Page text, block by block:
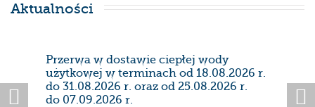
Aktualności
Przerwa w dostawie ciepłej wody
użytkowej w terminach od 18.08.2026 r.
do 31.08.2026 r. oraz od 25.08.2026 r.
do 07.09.2026 r.